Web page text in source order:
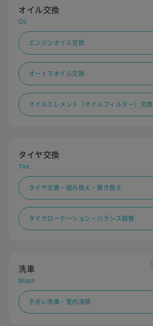
オイル交換
Oil
エンジンオイル交換
オートマオイル交換
オイルエレメント（オイルフィルター）交換
タイヤ交換
Tire
タイヤ交換・組み換え・履き替え
タイヤローテーション・バランス調整
洗車
Wash
手洗い洗車・室内清掃